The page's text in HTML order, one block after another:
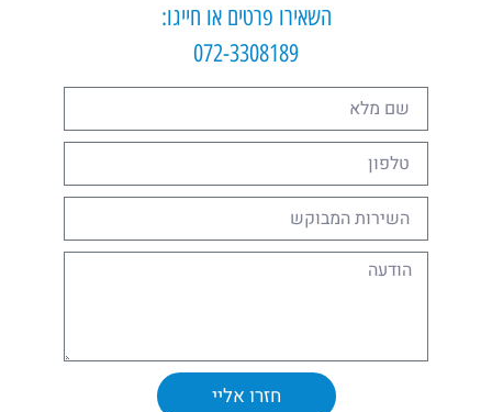
השאירו פרטים או חייגו:
072-3308189
חזרו אליי